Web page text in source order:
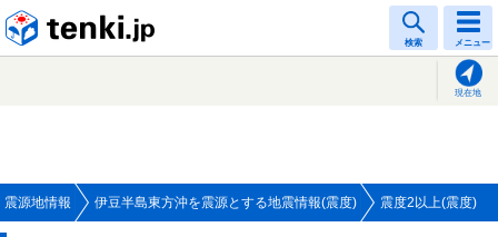
検索 メニュー
現在地
震源地情報 伊豆半島東方沖を震源とする地震情報(震度) 震度2以上(震度)